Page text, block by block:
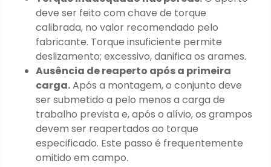
deve ser feito com chave de torque
calibrada, no valor recomendado pelo
fabricante. Torque insuficiente permite
deslizamento; excessivo, danifica os arames.
Ausência de reaperto após a primeira
carga.Após a montagem, o conjunto deve
ser submetido a pelo menos a carga de
trabalho prevista e, após o alívio, os grampos
devem ser reapertados ao torque
especificado. Este passo é frequentemente
omitido em campo.